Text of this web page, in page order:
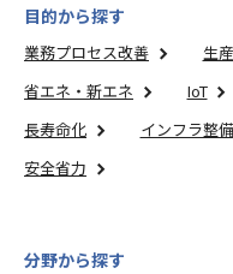
目的から探す
業務プロセス改善 生
省エネ・新エネ
IoT
長寿命化
インフラ整備
安全省力
分野から探す